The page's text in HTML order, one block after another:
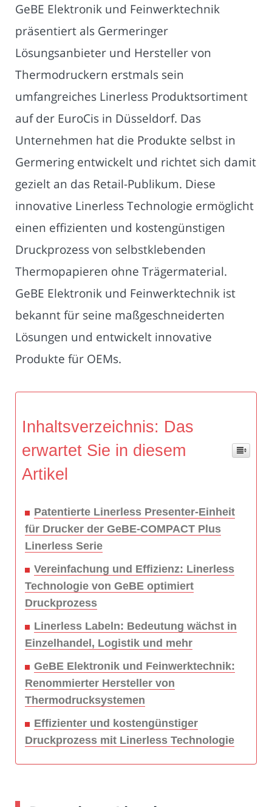
GeBE Elektronik und Feinwerktechnik
präsentiert als Germeringer
Lösungsanbieter und Hersteller von
Thermodruckern erstmals sein
umfangreiches Linerless Produktsortiment
auf der EuroCis in Düsseldorf. Das
Unternehmen hat die Produkte selbst in
Germering entwickelt und richtet sich damit
gezielt an das Retail-Publikum. Diese
innovative Linerless Technologie ermöglicht
einen effizienten und kostengünstigen
Druckprozess von selbstklebenden
Thermopapieren ohne Trägermaterial.
GeBE Elektronik und Feinwerktechnik ist
bekannt für seine maßgeschneiderten
Lösungen und entwickelt innovative
Produkte für OEMs.
Inhaltsverzeichnis: Das
erwartet Sie in diesem
Artikel
Patentierte Linerless Presenter-Einheit
für Drucker der GeBE-COMPACT Plus
Linerless Serie
Vereinfachung und Effizienz: Linerless
Technologie von GeBE optimiert
Druckprozess
Linerless Labeln: Bedeutung wächst in
Einzelhandel, Logistik und mehr
GeBE Elektronik und Feinwerktechnik:
Renommierter Hersteller von
Thermodrucksystemen
Effizienter und kostengünstiger
Druckprozess mit Linerless Technologie